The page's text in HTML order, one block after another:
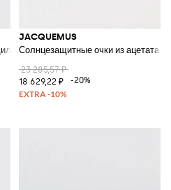
принтом
JACQUEMUS
Солнцезащитные очки из ацетата
23 285,57 ₽
18 629,22 ₽
-20%